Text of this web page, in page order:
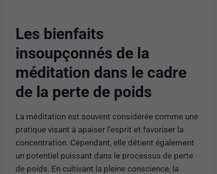
Les bienfaits
insoupçonnés de la
méditation dans le cadre
de la perte de poids
La méditation est souvent considérée comme une
pratique visant à apaiser l’esprit et favoriser la
concentration. Cependant, elle détient également
un potentiel puissant dans le processus de perte
de poids. En cultivant la pleine conscience, la